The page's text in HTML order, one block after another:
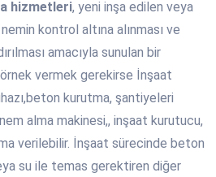
hizmetleri, yeni inşa edilen veya
kontrol altına alınması ve
amacıyla sunulan bir
vermek gerekirse İnşaat
kurutma, şantiyeleri
nem alma makinesi,, inşaat kurutucu,
verilebilir. İnşaat sürecinde beton
su ile temas gerektiren diğer